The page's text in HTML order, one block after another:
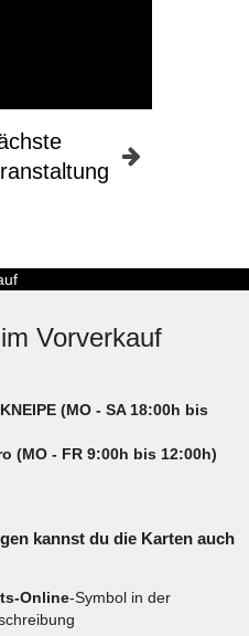
Vorverkauf
(MO - SA 18:00h bis
(MO - FR 9:00h bis 12:00h)
kannst du die Karten auch
Online-Symbol in der